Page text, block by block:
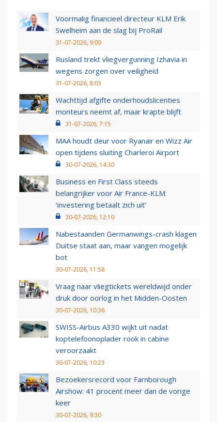
Voormalig financieel directeur KLM Erik
Swelheim aan de slag bij ProRail
31-07-2026, 9:09
Rusland trekt vliegvergunning Izhavia in
wegens zorgen over veiligheid
31-07-2026, 8:03
Wachttijd afgifte onderhoudslicenties
monteurs neemt af, maar krapte blijft
31-07-2026, 7:15
MAA houdt deur voor Ryanair en Wizz Air
open tijdens sluiting Charleroi Airport
30-07-2026, 14:30
Business en First Class steeds
belangrijker voor Air France-KLM:
‘investering betaalt zich uit’
30-07-2026, 12:10
Nabestaanden Germanwings-crash klagen
Duitse staat aan, maar vangen mogelijk
bot
30-07-2026, 11:58
Vraag naar vliegtickets wereldwijd onder
druk door oorlog in het Midden-Oosten
30-07-2026, 10:36
SWISS-Airbus A330 wijkt uit nadat
koptelefoonoplader rook in cabine
veroorzaakt
30-07-2026, 10:23
Bezoekersrecord voor Farnborough
Airshow: 41 procent meer dan de vorige
keer
30-07-2026, 9:30